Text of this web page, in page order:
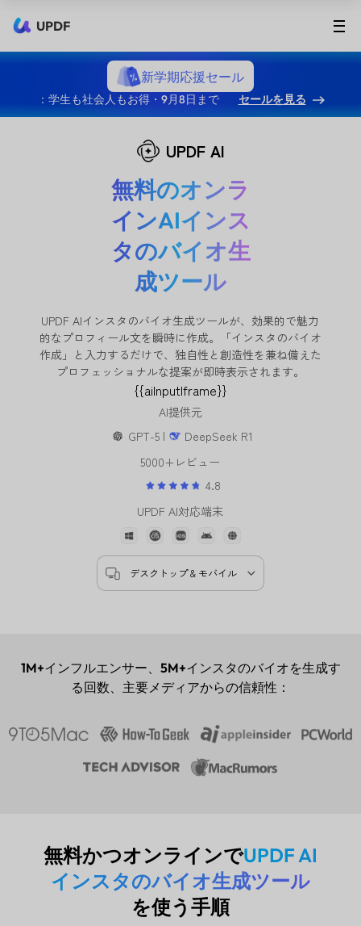
UPDF
新学期応援セール
：学生も社会人もお得・9月8日まで セールを見る
UPDF AI
無料のオンラ
インAIインス
タのバイオ生
成ツール
UPDF AIインスタのバイオ生成ツールが、効果的で魅力
的なプロフィール文を瞬時に作成。「インスタのバイオ
作成」と入力するだけで、独自性と創造性を兼ね備えた
プロフェッショナルな提案が即時表示されます。
{{aiInputIframe}}
AI提供元
GPT-5 |
DeepSeek R1
4.8
UPDF AI対応端末
1M+インフルエンサー、 5M+インスタのバイオを生成す
る回数、主要メディアからの信頼性：
無料かつオンラインでUPDF AI
インスタのバイオ生成ツール
を使う手順